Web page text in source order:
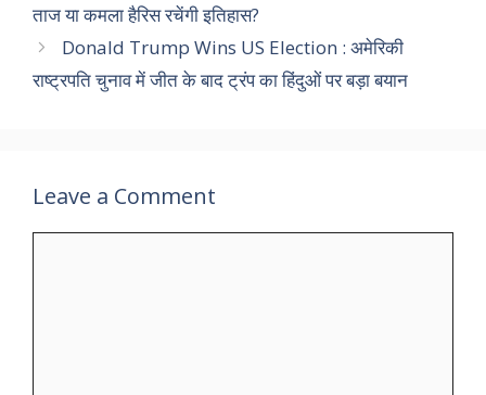
ताज या कमला हैरिस रचेंगी इतिहास?
Donald Trump Wins US Election : अमेरिकी
राष्ट्रपति चुनाव में जीत के बाद ट्रंप का हिंदुओं पर बड़ा बयान
Leave a Comment